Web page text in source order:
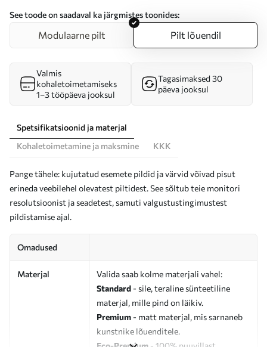
See toode on saadaval ka järgmistes toonides:
Modulaarne pilt Pilt lõuendil
Valmis
kohaletoimetamiseks
1–3 tööpäeva jooksul
Tagasimaksed 30
päeva jooksul
Spetsifikatsioonid ja materjal
Kohaletoimetamine ja maksmine
KKK
Pange tähele: kujutatud esemete pildid ja värvid võivad pisut
erineda veebilehel olevatest piltidest. See sõltub teie monitori
resolutsioonist ja seadetest, samuti valgustustingimustest
pildistamise ajal.
Omadused
Materjal
Valida saab kolme materjali vahel:
Standard - sile, teraline sünteetiline
materjal, mille pind on läikiv.
Premium - matt materjal, mis sarnaneb
kunstnike lõuenditele.